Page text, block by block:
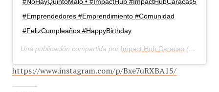
#Emprendedores #Emprendimiento #Comunidad
#FelizCumpleaños #HappyBirthday
Una publicación compartida por Impact Hub Caracas